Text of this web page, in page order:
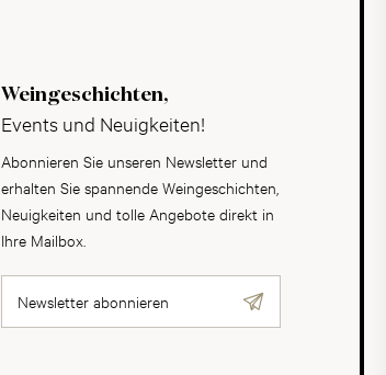
Weingeschichten,
Events und Neuigkeiten!
Abonnieren Sie unseren Newsletter und
erhalten Sie spannende Weingeschichten,
Neuigkeiten und tolle Angebote direkt in
Ihre Mailbox.
Newsletter abonnieren